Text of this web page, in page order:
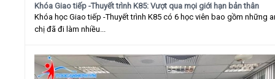
Khóa Giao tiếp -Thuyết trình K85: Vượt qua mọi giới hạn bản thân
Khóa học Giao tiếp -Thuyết trình K85 có 6 học viên bao gồm những
chị đã đi làm nhiều...